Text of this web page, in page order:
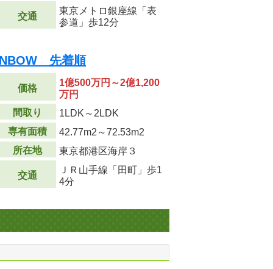
交通
東京メトロ銀座線「表
参道」歩12分
先着順
価格
1億500万円～2億1,200
万円
間取り
1LDK～2LDK
専有面積
42.77m2 ～72.53m2
所在地
東京都港区海岸３
交通
ＪＲ山手線「田町」歩1
4分